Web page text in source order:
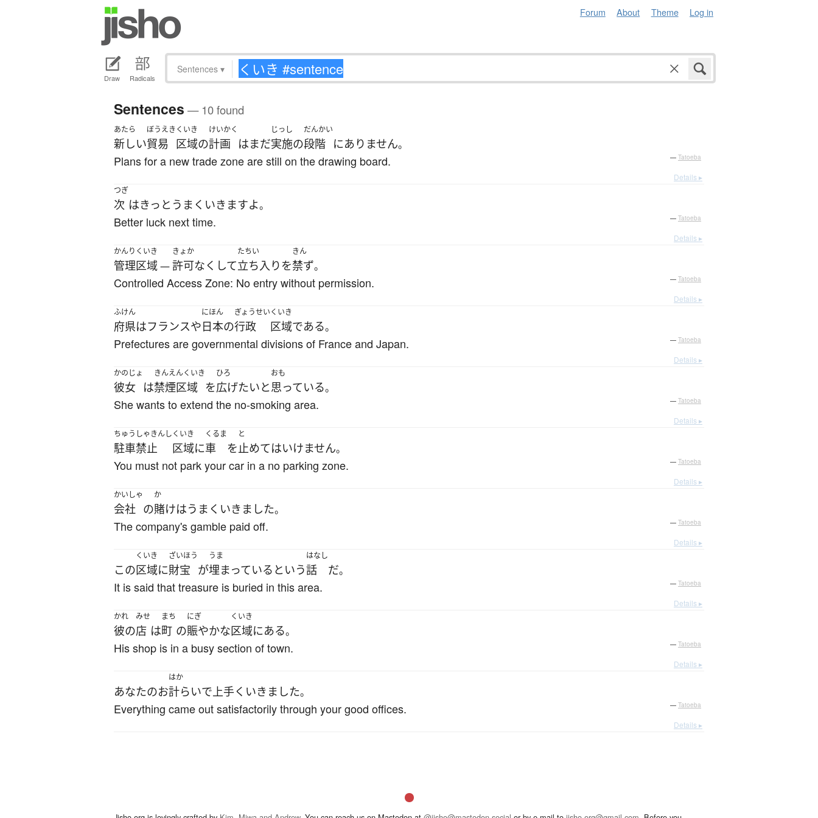
Forum About Theme Log in
Draw Radicals
Sentences ▾
Sentences — 10 found
あたら
新しい
ぼうえき
貿易
くいき
区域の
けいかく
計画 はまだ
じっし
実施の
だんかい
段階 にありません。
Plans for a new trade zone are still on the drawing board. — Tatoeba
Details ▸
つぎ
次 はきっと うまくいきますよ。
Better luck next time. — Tatoeba
Details ▸
かんりくいき
管理区域—
きょか
許可なくして
たちい
立ち入り を
きん
禁ず。
Controlled Access Zone: No entry without permission. — Tatoeba
Details ▸
ふけん
府県はフランスや
にほん
日本の
ぎょうせい
行政
くいき
区域である。
Prefectures are governmental divisions of France and Japan. — Tatoeba
Details ▸
かのじょ
彼女 は
きんえんくいき
禁煙区域 を
ひろ
広げたいと
おも
思っている。
She wants to extend the no-smoking area. — Tatoeba
Details ▸
ちゅうしゃきんし
駐車禁止
くいき
区域に
くるま
車 を
と
止めてはいけません。
You must not park your car in a no parking zone. — Tatoeba
Details ▸
かいしゃ
会社 の
か
賭けはうまくいきました。
The company's gamble paid off. — Tatoeba
Details ▸
この
くいき
区域に
ざいほう
財宝 が
うま
埋まっている という
はなし
話 だ。
It is said that treasure is buried in this area. — Tatoeba
Details ▸
かれ
彼の
みせ
店 は
まち
町 の
にぎ
賑やかな
くいき
区域にある。
His shop is in a busy section of town. — Tatoeba
Details ▸
あなたのお
はか
計らいで上手くいきました。
Everything came out satisfactorily through your good offices. — Tatoeba
Details ▸